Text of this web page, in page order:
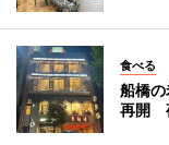
食べる
船橋
再開